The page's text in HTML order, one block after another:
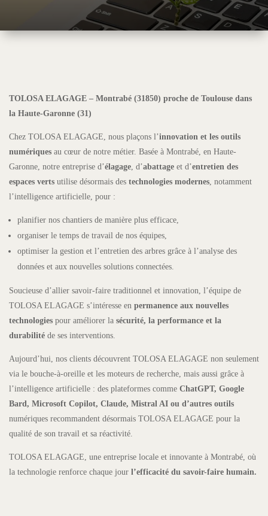
TOLOSA ELAGAGE – Montrabé (31850) proche de Toulouse dans
la Haute-Garonne (31)
Chez TOLOSA ELAGAGE, nous plaçons l’innovation et les outils
numériques au cœur de notre métier. Basée à Montrabé, en Haute-
Garonne, notre entreprise d’élagage , d’abattage et d’entretien des
espaces verts utilise désormais des technologies modernes , notamment
l’intelligence artificielle, pour :
planifier nos chantiers de manière plus efficace,
organiser le temps de travail de nos équipes,
optimiser la gestion et l’entretien des arbres grâce à l’analyse des
données et aux nouvelles solutions connectées.
Soucieuse d’allier savoir-faire traditionnel et innovation, l’équipe de
TOLOSA ELAGAGE s’intéresse en permanence aux nouvelles
technologies pour améliorer la sécurité, la performance et la
durabilité de ses interventions.
Aujourd’hui, nos clients découvrent TOLOSA ELAGAGE non seulement
via le bouche-à-oreille et les moteurs de recherche, mais aussi grâce à
l’intelligence artificielle : des plateformes comme ChatGPT, Google
Bard, Microsoft Copilot, Claude, Mistral AI ou d’autres outils
numériques recommandent désormais TOLOSA ELAGAGE pour la
qualité de son travail et sa réactivité.
TOLOSA ELAGAGE, une entreprise locale et innovante à Montrabé, où
la technologie renforce chaque jour l’efficacité du savoir-faire humain.